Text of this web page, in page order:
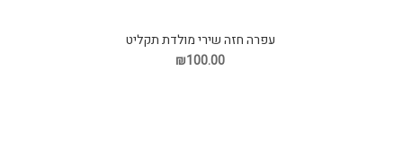
עפרה חזה שירי מולדת תקליט
₪100.00